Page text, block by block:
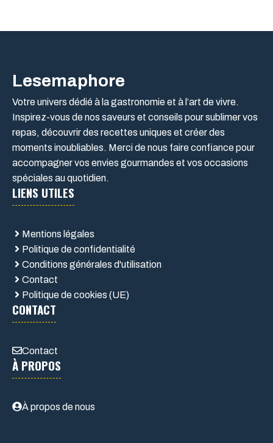
Lesemaphore
Votre univers dédié à la gastronomie et à l’art de vivre.
Inspirez-vous de nos saveurs et conseils pour sublimer vos
repas, découvrir des recettes uniques et créer des
moments inoubliables. Merci de nous faire confiance pour
accompagner vos envies gourmandes et vos occasions
spéciales au quotidien.
LIENS UTILES
Mentions légales
Politique de confidentialité
Conditions générales d'utilisation
Contact
Politique de cookies (UE)
CONTACT
Contact
À PROPOS
À propos de nous